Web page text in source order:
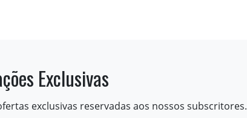
Exclusivas
exclusivas reservadas aos nossos subscritores.